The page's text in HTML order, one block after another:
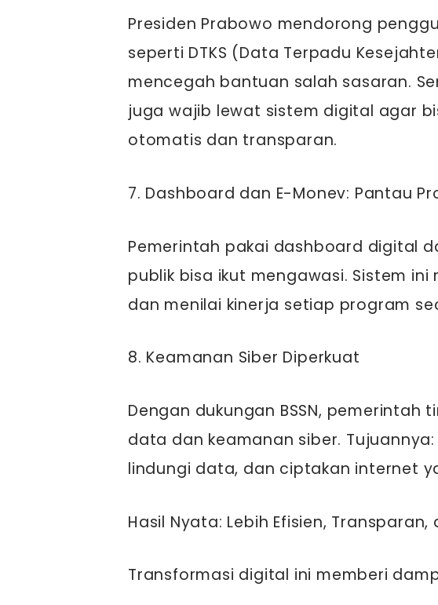
Presiden Prabowo mendorong
seperti DTKS (Data Terpadu
mencegah bantuan salah sasaran.
juga wajib lewat sistem digital agar
otomatis dan transparan.
7. Dashboard dan E-Monev: Pantau
Pemerintah pakai dashboard digital
publik bisa ikut mengawasi. Sistem
dan menilai kinerja setiap program
8. Keamanan Siber Diperkuat
Dengan dukungan BSSN, pemerintah
data dan keamanan siber.
lindungi data, dan ciptakan internet
Hasil Nyata: Lebih Efisien, Transparan,
Transformasi digital ini memberi